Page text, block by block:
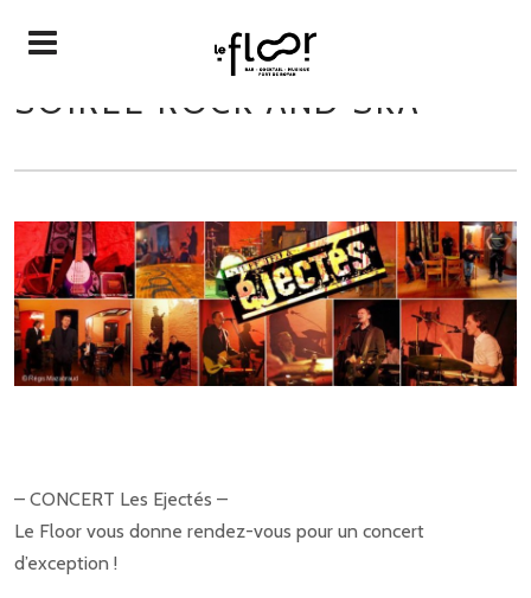
SOIRÉE ROCK AND SKA
– CONCERT Les Ejectés –
Le Floor vous donne rendez-vous pour un concert
d’exception !